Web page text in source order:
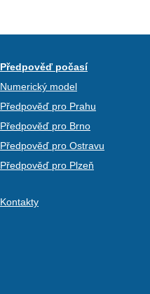
Předpověď počasí
Numerický model
Předpověď pro Prahu
Předpověď pro Brno
Předpověď pro Ostravu
Předpověď pro Plzeň
Kontakty